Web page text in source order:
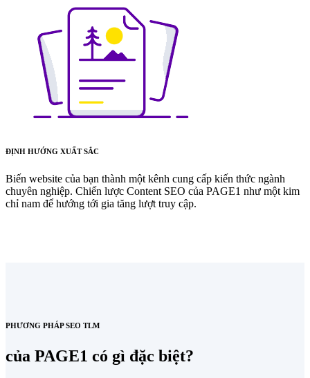
ĐỊNH HƯỚNG XUẤT SẮC
Biến website của bạn thành một kênh cung cấp kiến thức ngành
chuyên nghiệp. Chiến lược Content SEO của PAGE1 như một kim
chỉ nam để hướng tới gia tăng lượt truy cập.
PHƯƠNG PHÁP SEO TLM
của PAGE1 có gì đặc biệt?